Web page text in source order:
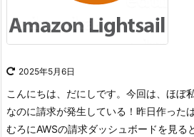
2025年5月6日
こんにちは、だにしです。 今回は、ほぼ
なのに請求が発生している！ 昨日作った
むろにAWSの請求ダッシュボードを見る